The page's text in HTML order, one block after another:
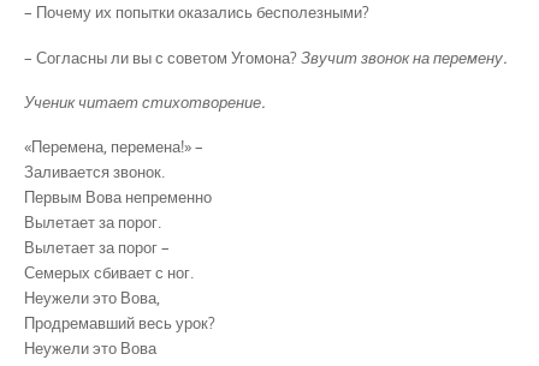
– Почему их попытки оказались бесполезными?
– Согласны ли вы с советом Угомона?Звучит звонок на перемену.
Ученик читает стихотворение.
«Перемена, перемена!» –
Заливается звонок.
Первым Вова непременно
Вылетает за порог.
Вылетает за порог –
Семерых сбивает с ног.
Неужели это Вова,
Продремавший весь урок?
Неужели это Вова